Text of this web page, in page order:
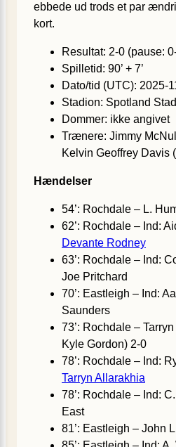
ebbede ud trods et par
kort.
Resultat: 2-0 (pause:
Spilletid: 90’ + 7’
Dato/tid (UTC): 2025-
Stadion: Spotland
Dommer: ikke angivet
Trænere: Jimmy
Kelvin Geoffrey Davis
Hændelser
54’: Rochdale – L.
62’: Rochdale – Ind:
Devante Rodney
63’: Rochdale – Ind:
Joe Pritchard
70’: Eastleigh – Ind:
Saunders
73’: Rochdale –
Kyle Gordon) 2-0
78’: Rochdale – Ind:
Tarryn Allarakhia
78’: Rochdale – Ind:
East
81’: Eastleigh – John